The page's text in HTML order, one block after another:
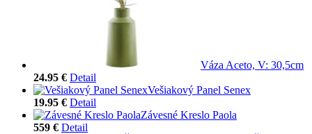
Váza Aceto, V: 30,5cm
24.95 € Detail
Vešiakový Panel Senex
19.95 € Detail
Závesné Kreslo Paola
559 € Detail